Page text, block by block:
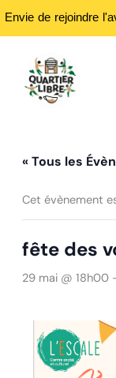
contenu
« Tous les
Cet évènement
fête des
29 mai @ 18h00